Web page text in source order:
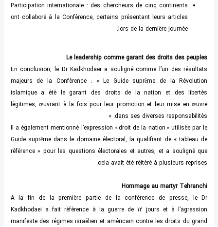
Participation internationale : des chercheurs de cinq continents
ont collaboré à la Conférence, certains présentant leurs articles
lors de la dernière journée.
Le leadership comme garant des droits des peuples
En conclusion, le Dr Kadkhodaei a souligné comme l’un des résultats
majeurs de la Conférence : « Le Guide suprême de la Révolution
islamique a été le garant des droits de la nation et des libertés
légitimes, œuvrant à la fois pour leur promotion et leur mise en œuvre
dans ses diverses responsabilités. »
Il a également mentionné l’expression « droit de la nation » utilisée par le
Guide suprême dans le domaine électoral, la qualifiant de « tableau de
référence » pour les questions électorales et autres, et a souligné que
cela avait été réitéré à plusieurs reprises.
Hommage au martyr Tehranchi
À la fin de la première partie de la conférence de presse, le Dr
Kadkhodaei a fait référence à la guerre de 12 jours et à l’agression
manifeste des régimes israélien et américain contre les droits du grand